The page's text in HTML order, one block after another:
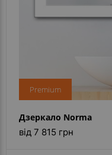
Premium
Дзеркало Norma
від 7 815 грн